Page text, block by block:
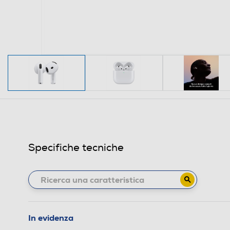
Specifiche tecniche
In evidenza